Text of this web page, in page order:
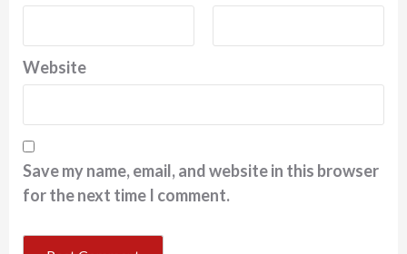
Website
Save my name, email, and website in this browser
for the next time I comment.